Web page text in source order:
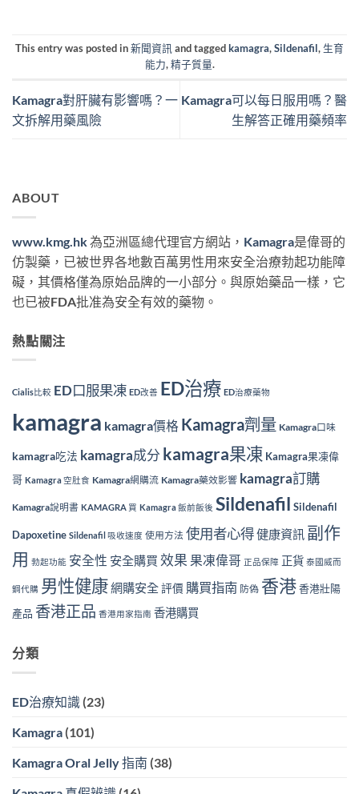
This entry was posted in新聞資訊and taggedkamagra,Sildenafil,生育
能力,精子質量.
Kamagra對肝臟有影響嗎？一
文拆解用藥風險
Kamagra可以每日服用嗎？醫
生解答正確用藥頻率
ABOUT
www.kmg.hk為亞洲區總代理官方網站， Kamagra是偉哥的
仿製藥，已被世界各地數百萬男性用來安全治療勃起功能障
礙，其價格僅為原始品牌的一小部分。與原始藥品一樣，它
也已被FDA批准為安全有效的藥物。
熱點關注
Cialis比較 ED口服果凍 ED改善 ED治療 ED治療藥物
kamagra kamagra價格 Kamagra劑量 Kamagra口味
kamagra吃法 kamagra成分 kamagra果凍 Kamagra果凍偉
哥 Kamagra 空肚食 Kamagra網購流 Kamagra藥效影響 kamagra訂購
Kamagra說明書 KAMAGRA 買 Kamagra 飯前飯後 Sildenafil Sildenafil
Dapoxetine Sildenafil 吸收速度 使用方法 使用者心得健康資訊 副作
用 勃起功能 安全性 安全購買 效果 果凍偉哥 正品保障 正貨 泰國威而
鋼代購 男性健康網購安全評價 購買指南 防偽 香港香港壯陽
產品 香港正品 香港用家指南 香港購買
分類
ED治療知識 (23)
Kamagra (101)
Kamagra Oral Jelly 指南 (38)